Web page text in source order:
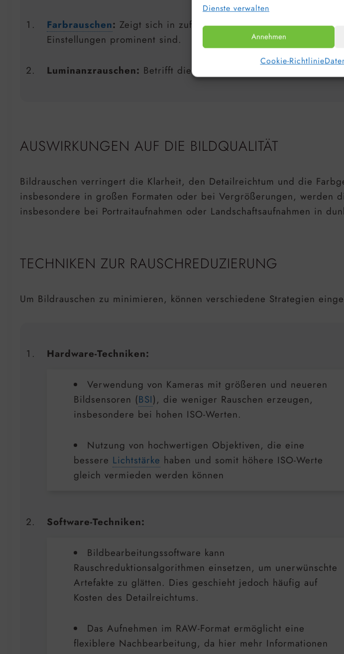
Dienste verwalten
Annehmen
Cookie-Richtlinie
Farbrauschen: Zeigt sich in zufälligen Farbnuancen, die in
Einstellungen prominent sind.
Luminanzrauschen: Betrifft die Helligkeit der Pixel und äußert
AUSWIRKUNGEN AUF DIE BILDQUALITÄT
Bildrauschen verringert die Klarheit, den Detailreichtum und die
insbesondere in großen Formaten oder bei Vergrößerungen, werden
insbesondere bei Portraitaufnahmen oder Landschaftsaufnahmen in
TECHNIKEN ZUR RAUSCHREDUZIERUNG
Um Bildrauschen zu minimieren, können verschiedene Strategien
Hardware-Techniken:
Verwendung von Kameras mit größeren und neueren
Bildsensoren (BSI), die weniger Rauschen erzeugen,
insbesondere bei hohen ISO-Werten.
Nutzung von hochwertigen Objektiven, die eine
bessere Lichtstärke haben und somit höhere ISO-Werte
gleich vermieden werden können
Software-Techniken:
Bildbearbeitungssoftware kann
Rauschreduktionsalgorithmen einsetzen, um unerwünschte
Artefakte zu glätten. Dies geschieht jedoch häufig auf
Kosten des Detailreichtums.
Das Aufnehmen im RAW-Format ermöglicht eine
flexiblere Nachbearbeitung, da hier mehr Informationen